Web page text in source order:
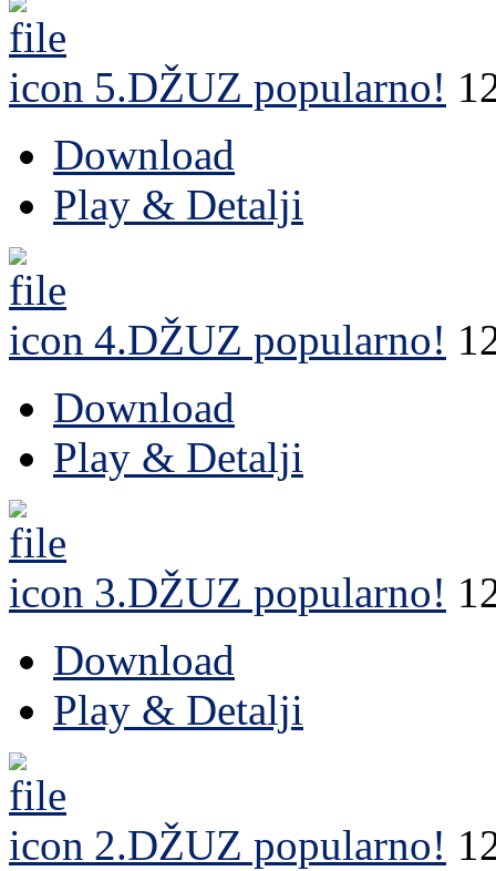
5.DŽUZ popularno!
Download
Play & Detalji
4.DŽUZ popularno!
Download
Play & Detalji
3.DŽUZ popularno!
Download
Play & Detalji
2.DŽUZ popularno!